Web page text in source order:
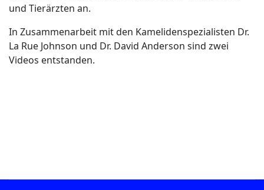
und Tierärzten an.
In Zusammenarbeit mit den Kamelidenspezialisten Dr.
La Rue Johnson und Dr. David Anderson sind zwei
Videos entstanden.